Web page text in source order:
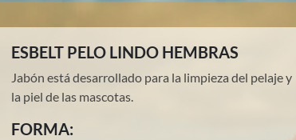
ESBELT PELO LINDO HEMBRAS
Jabón está desarrollado para la limpieza del pelaje y
la piel de las mascotas.
FORMA: